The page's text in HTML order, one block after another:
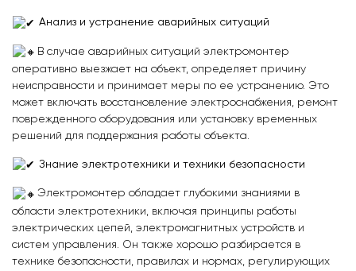
Анализ и устранение аварийных ситуаций
В случае аварийных ситуаций электромонтер
оперативно выезжает на объект, определяет причину
неисправности и принимает меры по ее устранению. Это
может включать восстановление электроснабжения, ремонт
поврежденного оборудования или установку временных
решений для поддержания работы объекта.
Знание электротехники и техники безопасности
Электромонтер обладает глубокими знаниями в
области электротехники, включая принципы работы
электрических цепей, электромагнитных устройств и
систем управления. Он также хорошо разбирается в
технике безопасности, правилах и нормах, регулирующих